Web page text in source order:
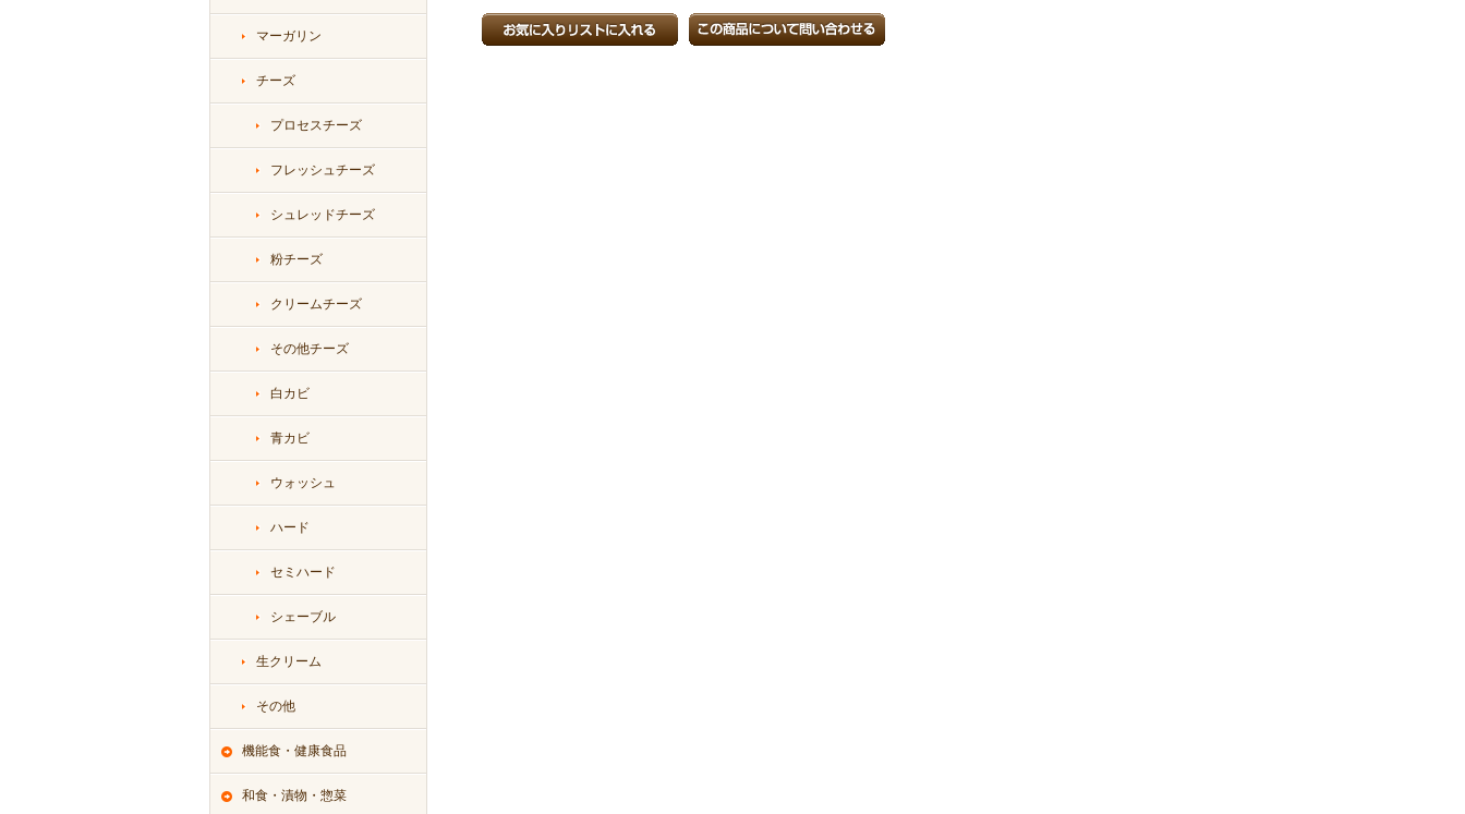
マーガリン
チーズ
プロセスチーズ
フレッシュチーズ
シュレッドチーズ
粉チーズ
クリームチーズ
その他チーズ
白カビ
青カビ
ウォッシュ
ハード
セミハード
シェーブル
生クリーム
その他
機能食・健康食品
和食・漬物・惣菜